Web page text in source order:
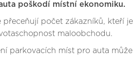
poškodí místní ekonomiku.
počet zákazníků, kteří
maloobchodu.
parkovacích míst pro auta